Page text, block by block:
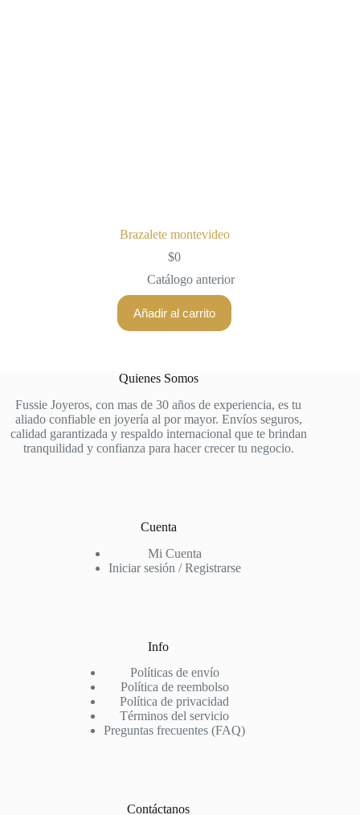
Brazalete montevideo
$0
Catálogo anterior
Añadir al carrito
Quienes Somos
Fussie Joyeros, con mas de 30 años de experiencia, es tu
aliado confiable en joyería al por mayor. Envíos seguros,
calidad garantizada y respaldo internacional que te brindan
tranquilidad y confianza para hacer crecer tu negocio.
Cuenta
Mi Cuenta
Iniciar sesión / Registrarse
Info
Políticas de envío
Política de reembolso
Política de privacidad
Términos del servicio
Preguntas frecuentes (FAQ)
Contáctanos